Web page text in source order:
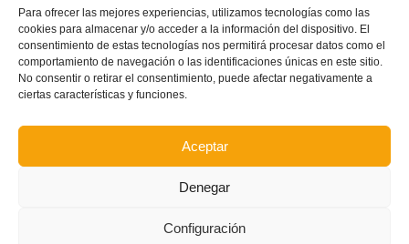
Para ofrecer las mejores experiencias, utilizamos tecnologías como las
cookies para almacenar y/o acceder a la información del dispositivo. El
consentimiento de estas tecnologías nos permitirá procesar datos como el
comportamiento de navegación o las identificaciones únicas en este sitio.
No consentir o retirar el consentimiento, puede afectar negativamente a
ciertas características y funciones.
Aceptar
Denegar
Configuración
La Selección Sub-16 de Fútbol Sala parte el jueves al Campeonato de